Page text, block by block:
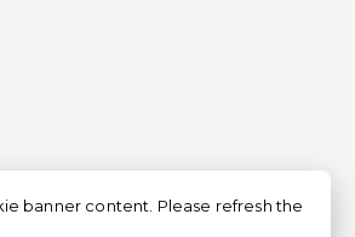
banner content. Please refresh the